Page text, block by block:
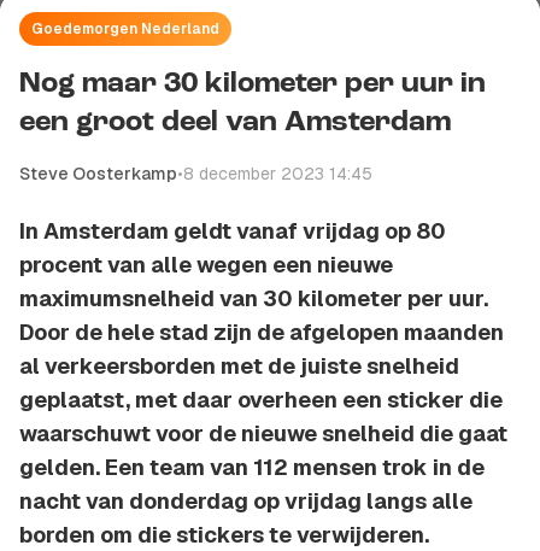
Goedemorgen Nederland
Nog maar 30 kilometer per uur in
een groot deel van Amsterdam
Steve Oosterkamp•8 december 2023 14:45
In Amsterdam geldt vanaf vrijdag op 80
procent van alle wegen een nieuwe
maximumsnelheid van 30 kilometer per uur.
Door de hele stad zijn de afgelopen maanden
al verkeersborden met de juiste snelheid
geplaatst, met daar overheen een sticker die
waarschuwt voor de nieuwe snelheid die gaat
gelden. Een team van 112 mensen trok in de
nacht van donderdag op vrijdag langs alle
borden om die stickers te verwijderen.